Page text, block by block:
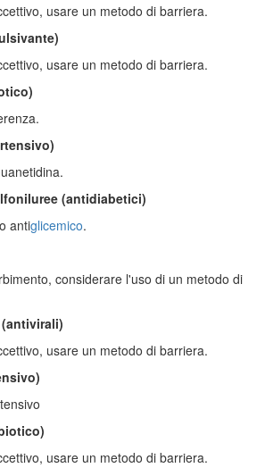
usare un metodo di barriera.
usare un metodo di barriera.
(antidiabetici)
antiglicemico.
considerare l'uso di un metodo di
usare un metodo di barriera.
usare un metodo di barriera.